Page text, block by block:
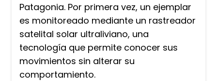
Patagonia. Por primera vez, un ejemplar
es monitoreado mediante un rastreador
satelital solar ultraliviano, una
tecnología que permite conocer sus
movimientos sin alterar su
comportamiento.